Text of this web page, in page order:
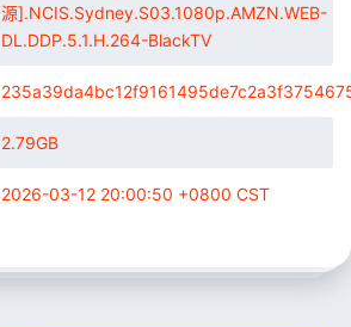
源].NCIS.Sydney.S03.1080p.AMZN.WEB-
DL.DDP.5.1.H.264-BlackTV
2.79GB
2026-03-12 20:00:50 +0800 CST